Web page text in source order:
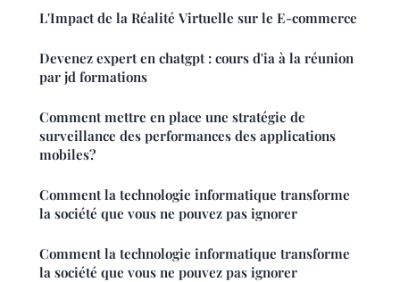
L'Impact de la Réalité Virtuelle sur le E-commerce
Devenez expert en chatgpt : cours d'ia à la réunion
par jd formations
Comment mettre en place une stratégie de
surveillance des performances des applications
mobiles?
Comment la technologie informatique transforme
la société que vous ne pouvez pas ignorer
Comment la technologie informatique transforme
la société que vous ne pouvez pas ignorer